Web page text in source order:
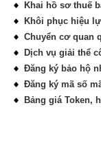
Khai hồ sơ thuế
Khôi phục hiệu
Chuyển cơ quan
Dịch vụ giải thể
Đăng ký bảo hộ
Đăng ký mã số
Bảng giá Token,